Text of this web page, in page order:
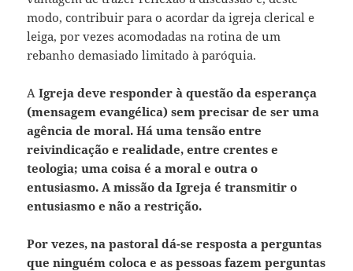
modo, contribuir para o acordar da igreja clerical e
leiga, por vezes acomodadas na rotina de um
rebanho demasiado limitado à paróquia.
A Igreja deve responder à questão da esperança
(mensagem evangélica) sem precisar de ser uma
agência de moral. Há uma tensão entre
reivindicação e realidade, entre crentes e
teologia; uma coisa é a moral e outra o
entusiasmo. A missão da Igreja é transmitir o
entusiasmo e não a restrição.
Por vezes, na pastoral dá-se resposta a perguntas
que ninguém coloca e as pessoas fazem perguntas